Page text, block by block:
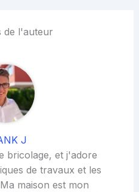
de l'auteur
J
bricolage, et j'adore
de travaux et les
maison est mon